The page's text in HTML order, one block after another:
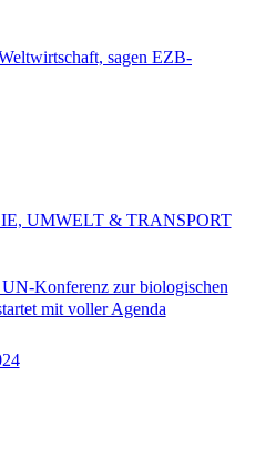
sagen EZB-
Konferenz zur biologischen
mit voller Agenda
UMWELT & TRANSPORT